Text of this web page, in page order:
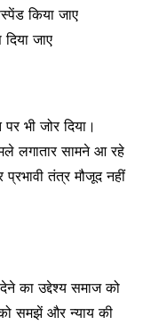
किया जाए
जाए
भी जोर दिया।
लगातार सामने आ रहे
तंत्र मौजूद नहीं
का उद्देश्य समाज को
समझें और न्याय की